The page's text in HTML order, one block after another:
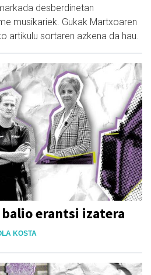
desberdinetan
musikariek. Gukak Martxoaren
artikulu sortaren azkena da hau.
erantsi izatera
KOSTA